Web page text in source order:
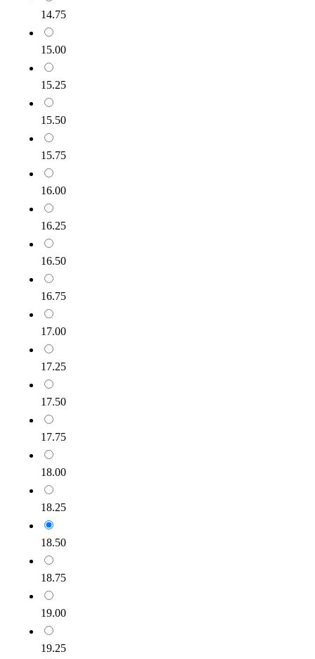
14.75
15.00
15.25
15.50
15.75
16.00
16.25
16.50
16.75
17.00
17.25
17.50
17.75
18.00
18.25
18.50
18.75
19.00
19.25